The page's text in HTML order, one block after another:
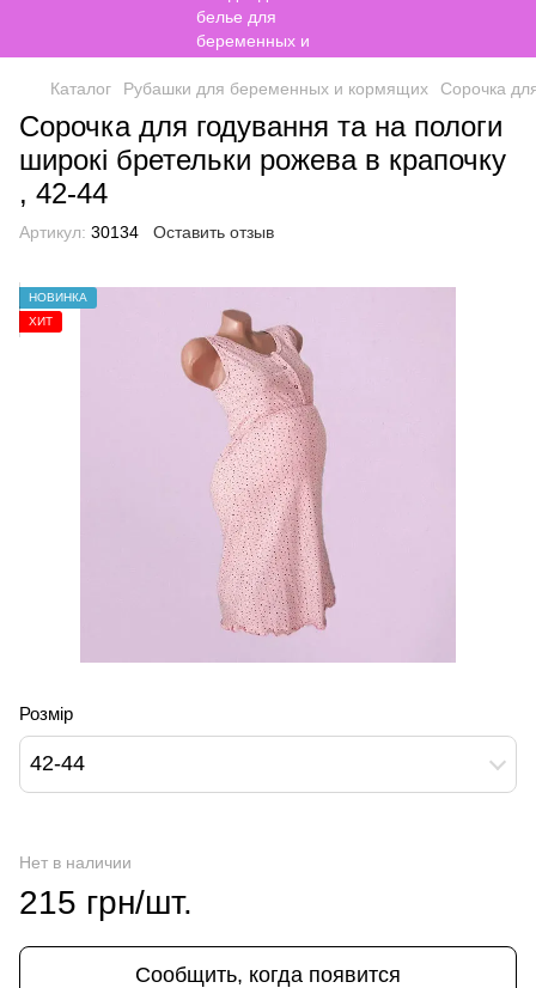
Каталог Рубашки для беременных и кормящих Сорочка
Сорочка для годування та на пологи
широкі бретельки рожева в крапочку
, 42-44
Артикул: 30134 Оставить отзыв
НОВИНКА
ХИТ
Розмір
42-44
Нет в наличии
215 грн/шт.
Сообщить, когда появится